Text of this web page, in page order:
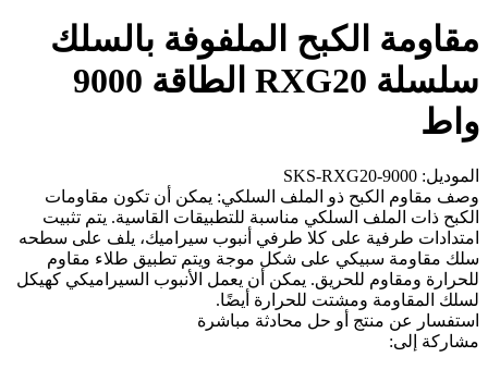
مقاومة الكبح الملفوفة بالسلك
سلسلة RXG20 الطاقة 9000
واط
الموديل: SKS-RXG20-9000
وصف مقاوم الكبح ذو الملف السلكي: يمكن أن تكون مقاومات
الكبح ذات الملف السلكي مناسبة للتطبيقات القاسية. يتم تثبيت
امتدادات طرفية على كلا طرفي أنبوب سيراميك، يلف على سطحه
سلك مقاومة سبيكي على شكل موجة ويتم تطبيق طلاء مقاوم
للحرارة ومقاوم للحريق. يمكن أن يعمل الأنبوب السيراميكي كهيكل
لسلك المقاومة ومشتت للحرارة أيضًا.
استفسار عن منتج أو حل محادثة مباشرة
مشاركة إلى: